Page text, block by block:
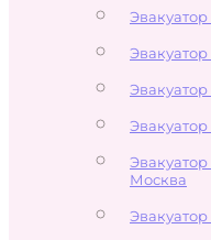
Москва